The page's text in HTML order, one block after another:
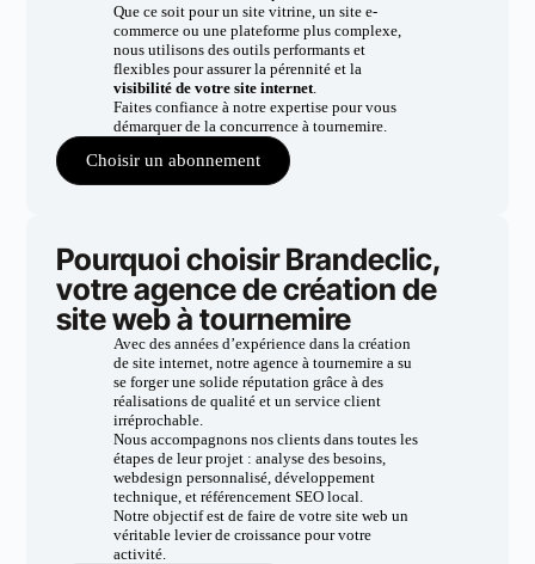
Que ce soit pour un site vitrine, un site e-
commerce ou une plateforme plus complexe,
nous utilisons des outils performants et
flexibles pour assurer la pérennité et la
visibilité de votre site internet.
Faites confiance à notre expertise pour vous
démarquer de la concurrence à tournemire.
Choisir un abonnement
Pourquoi choisir Brandeclic,
votre agence de création de
site web à tournemire
Avec des années d’expérience dans la création
de site internet, notre agence à tournemire a su
se forger une solide réputation grâce à des
réalisations de qualité et un service client
irréprochable.
Nous accompagnons nos clients dans toutes les
étapes de leur projet : analyse des besoins,
webdesign personnalisé, développement
technique, et référencement SEO local.
Notre objectif est de faire de votre site web un
véritable levier de croissance pour votre
activité.